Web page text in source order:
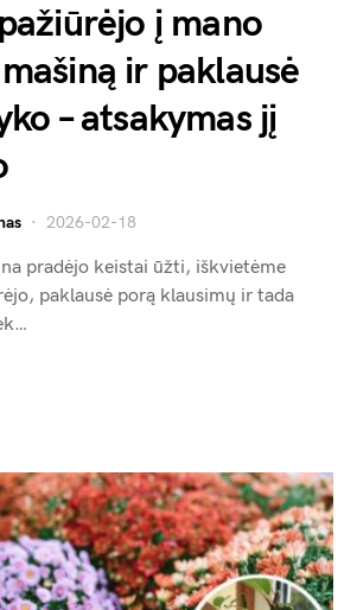
į mano
ir paklausė
– atsakymas jį
2026-02-18
pradėjo keistai ūžti, iškvietėme
paklausė porą klausimų ir tada